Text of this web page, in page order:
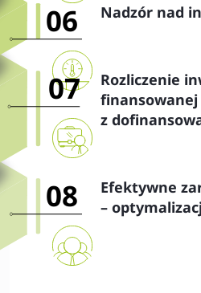
06 Nadzór nad
07
Rozliczenie
finansowanej
z
08
Efektywne
–